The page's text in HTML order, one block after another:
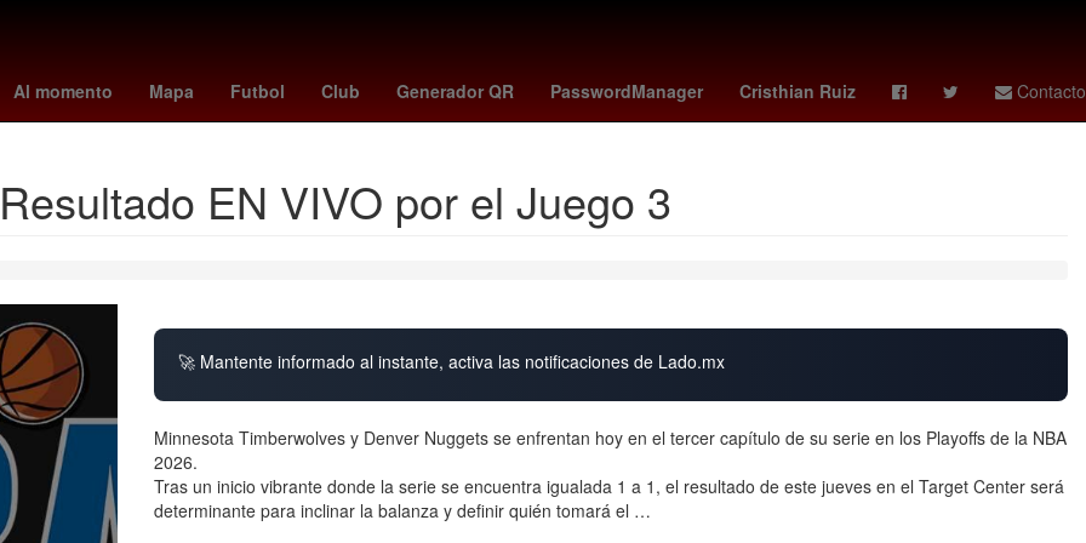
Al momento Mapa Futbol Club Generador QR PasswordManager Cristhian Ruiz Contacto
civil vinicius jr chicago fire fc corinthians - internacional tribunal de justicia Rosario 14 de septiembre Pago
EN VIVO por el Juego 3
🚀 Mantente informado al instante, activa las notificaciones de Lado.mx
Minnesota Timberwolves y Denver Nuggets se enfrentan hoy en el tercer capítulo de su serie en los Playoffs de la NBA
2026.
Tras un inicio vibrante donde la serie se encuentra igualada 1 a 1, el resultado de este jueves en el Target Center será
determinante para inclinar la balanza y definir quién tomará el …